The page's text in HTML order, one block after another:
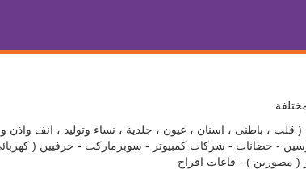
( قلب ، باطنى ، اسنان ، عيون ، جلدية ، نساء وتوليد ، انف
- حضانات - شركات كمبيوتر - سوبرماركت - حرفيين (
( مصورين ) - قاعات افراح